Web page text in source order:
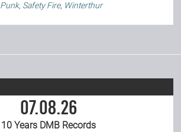
Punk, Safety Fire, Winterthur
07.08.26
10 Years DMB Records